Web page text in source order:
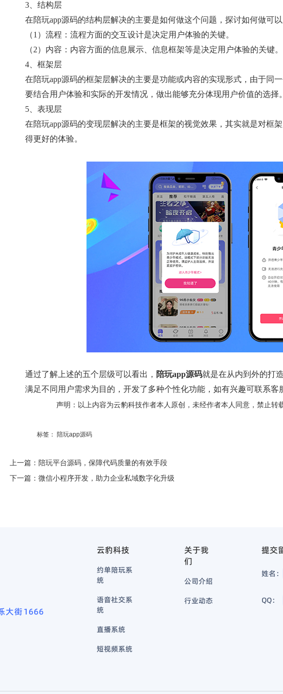
3、结构层
在陪玩app源码的结构层解决的主要是如何做这个问题，探讨如何做可以
（1）流程：流程方面的交互设计是决定用户体验的关键。
（2）内容：内容方面的信息展示、信息框架等是决定用户体验的关键。
4、框架层
在陪玩app源码的框架层解决的主要是功能或内容的实现形式，由于同
要结合用户体验和实际的开发情况，做出能够充分体现用户价值的选择。
5、表现层
在陪玩app源码的变现层解决的主要是框架的视觉效果，其实就是对框
得更好的体验。
通过了解上述的五个层级可以看出， 陪玩app源码就是在从内到外的打
满足不同用户需求为目的，开发了多种个性化功能，如有兴趣可联系客
声明：以上内容为云豹科技作者本人原创，未经作者本人同意，禁止转
标签： 陪玩app源码
上一篇： 陪玩平台源码，保障代码质量的有效手段
下一篇： 微信小程序开发，助力企业私域数字化升级
大街1666
云豹科技
约单陪玩系
统
语音社交系
统
直播系统
短视频系统
关于我
们
公司介绍
行业动态
提交
姓名：
QQ：